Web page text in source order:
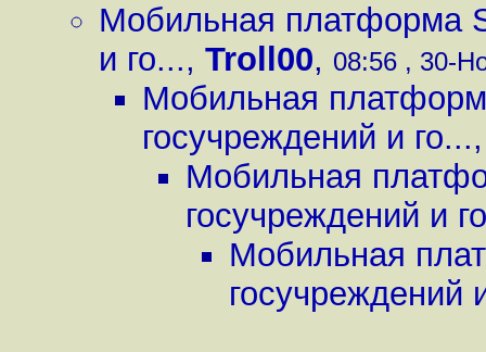
Мобильная платформа
и го..., Troll00, 08:56 , 30-
Мобильная
госучреждений и го...
Мобильная
госучреждений и
Мобильная
госучреждений